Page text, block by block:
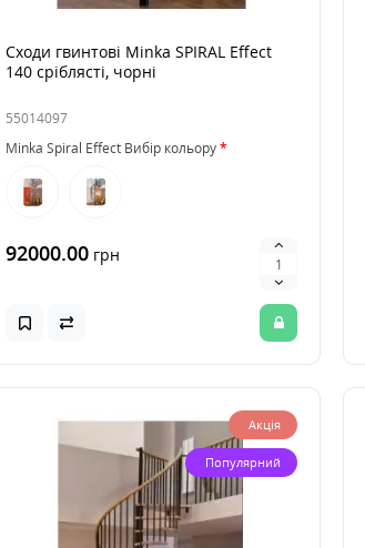
Сходи гвинтові Minka SPIRAL Effect
140 сріблясті, чорні
55014097
Minka Spiral Effect Вибір кольору
92000.00 грн
Акція
Популярний